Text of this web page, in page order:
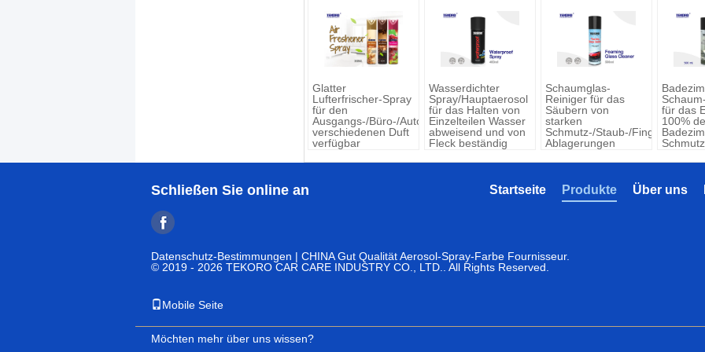
Glatter
Lufterfrischer-Spray
für den
Ausgangs-/Büro-/Auto-
verschiedenen Duft
verfügbar
Wasserdichter
Spray/Hauptaerosol
für das Halten von
Einzelteilen Wasser
abweisend und von
Fleck beständig
Schaumglas-
Reiniger für das
Säubern von
starken
Schmutz-/Staub-/
Ablagerungen
für das
100%
Schließen Sie online an Über uns
Produkte
Startseite
Datenschutz-Bestimmungen | CHINA Gut Qualität Aerosol-Spray-Farbe Fournisseur.
© 2019 - 2026 TEKORO CAR CARE INDUSTRY CO., LTD.. All Rights Reserved.
Mobile Seite
Möchten mehr über uns wissen?